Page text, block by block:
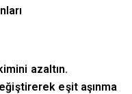
azaltın.
eşit aşınma